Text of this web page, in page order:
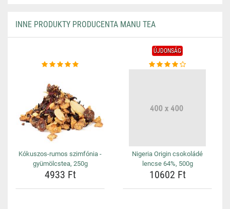
INNE PRODUKTY PRODUCENTA MANU TEA
Kókuszos-rumos szimfónia -
gyümölcstea, 250g
4933 Ft
ÚJDONSÁG
Nigeria Origin csokoládé
lencse 64%, 500g
10602 Ft